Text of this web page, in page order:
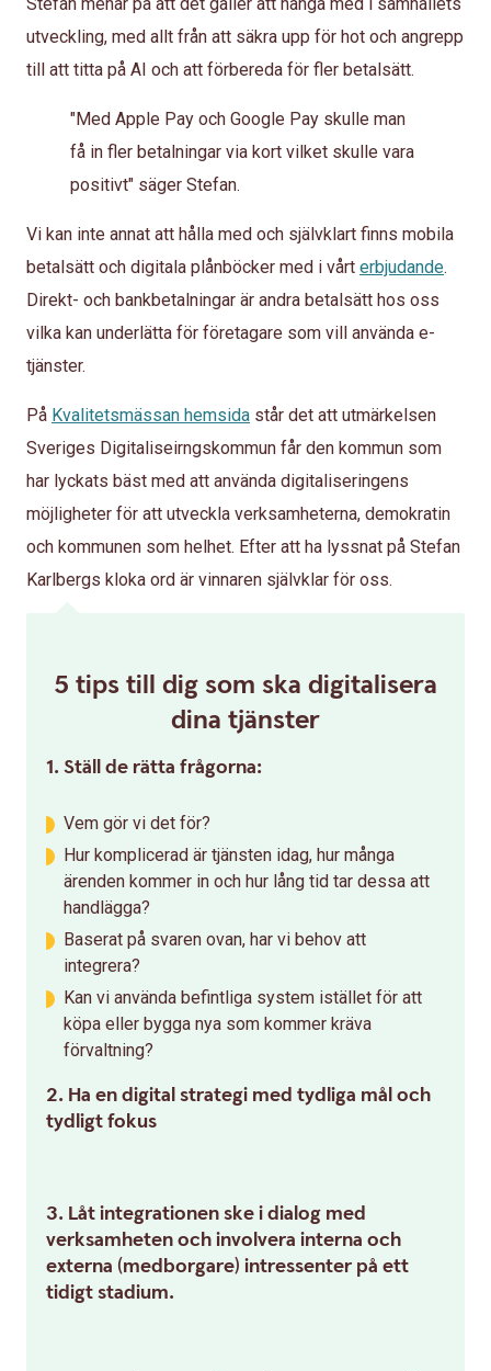
utveckling, med allt från att säkra upp för hot och angrepp
till att titta på AI och att förbereda för fler betalsätt.
"Med Apple Pay och Google Pay skulle man
få in fler betalningar via kort vilket skulle vara
positivt" säger Stefan.
Vi kan inte annat att hålla med och självklart finns mobila
betalsätt och digitala plånböcker med i vårt erbjudande.
Direkt- och bankbetalningar är andra betalsätt hos oss
vilka kan underlätta för företagare som vill använda e-
tjänster.
På Kvalitetsmässan hemsida står det att utmärkelsen
Sveriges Digitaliseirngskommun får den kommun som
har lyckats bäst med att använda digitaliseringens
möjligheter för att utveckla verksamheterna, demokratin
och kommunen som helhet. Efter att ha lyssnat på Stefan
Karlbergs kloka ord är vinnaren självklar för oss.
5 tips till dig som ska digitalisera
dina tjänster
1. Ställ de rätta frågorna:
Vem gör vi det för?
Hur komplicerad är tjänsten idag, hur många
ärenden kommer in och hur lång tid tar dessa att
handlägga?
Baserat på svaren ovan, har vi behov att
integrera?
Kan vi använda befintliga system istället för att
köpa eller bygga nya som kommer kräva
förvaltning?
2. Ha en digital strategi med tydliga mål och
tydligt fokus
3. Låt integrationen ske i dialog med
verksamheten och involvera interna och
externa (medborgare) intressenter på ett
tidigt stadium.